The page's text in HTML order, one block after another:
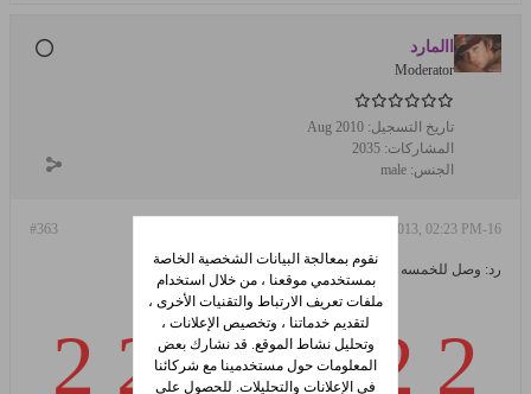
االمارد
Moderator
تاريخ التسجيل: Aug 2010
المشاركات: 2035
الجنس: male
#363 16-Jan-2013, 02:23 PM
رد: وصل للخمسه و أرفع علم بلدك
2 2 2 2 2 2 2
نقوم بمعالجة البيانات الشخصية الخاصة
بمستخدمي موقعنا ، من خلال استخدام
ملفات تعريف الارتباط والتقنيات الأخرى ،
لتقديم خدماتنا ، وتخصيص الإعلانات ،
وتحليل نشاط الموقع. قد نشارك بعض
المعلومات حول مستخدمينا مع شركائنا
في الإعلانات والتحليلات. للحصول على